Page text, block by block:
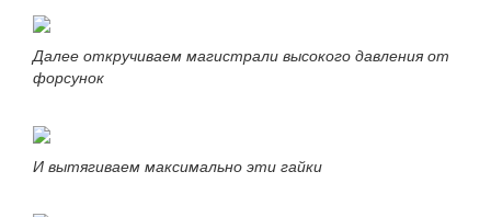
Далее откручиваем магистрали высокого давления от
форсунок
И вытягиваем максимально эти гайки